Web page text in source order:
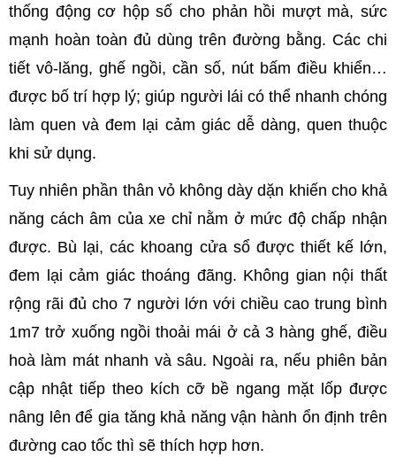
thống động cơ hộp số cho phản hồi mượt mà, sức
mạnh hoàn toàn đủ dùng trên đường bằng. Các chi
tiết vô-lăng, ghế ngồi, cần số, nút bấm điều khiển…
được bố trí hợp lý; giúp người lái có thể nhanh chóng
làm quen và đem lại cảm giác dễ dàng, quen thuộc
khi sử dụng.
Tuy nhiên phần thân vỏ không dày dặn khiến cho khả
năng cách âm của xe chỉ nằm ở mức độ chấp nhận
được. Bù lại, các khoang cửa sổ được thiết kế lớn,
đem lại cảm giác thoáng đãng. Không gian nội thất
rộng rãi đủ cho 7 người lớn với chiều cao trung bình
1m7 trở xuống ngồi thoải mái ở cả 3 hàng ghế, điều
hoà làm mát nhanh và sâu. Ngoài ra, nếu phiên bản
cập nhật tiếp theo kích cỡ bề ngang mặt lốp được
nâng lên để gia tăng khả năng vận hành ổn định trên
đường cao tốc thì sẽ thích hợp hơn.